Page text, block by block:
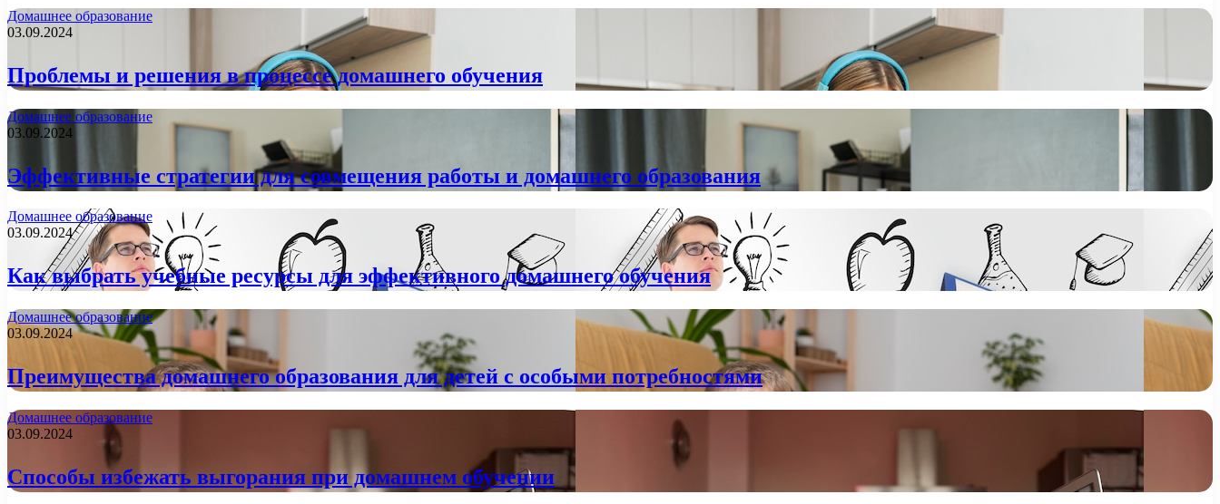
Домашнее образование
03.09.2024
Проблемы и решения в процессе домашнего обучения
Домашнее образование
03.09.2024
Эффективные стратегии для совмещения работы и домашнего образования
Домашнее образование
03.09.2024
Как выбрать учебные ресурсы для эффективного домашнего обучения
Домашнее образование
03.09.2024
Преимущества домашнего образования для детей с особыми потребностями
Домашнее образование
03.09.2024
Способы избежать выгорания при домашнем обучении